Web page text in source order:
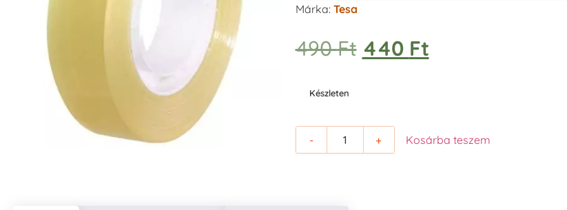
Márka: Tesa
490Ft 440 Ft
Készleten
- + Kosárba teszem